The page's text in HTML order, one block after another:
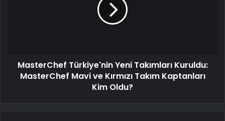
MasterChef Türkiye'nin Yeni Takımları Kuruldu:
MasterChef Mavi ve Kırmızı Takım Kaptanları
Kim Oldu?